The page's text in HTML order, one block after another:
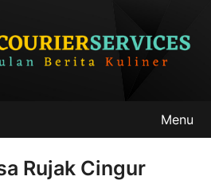
Menu
Rujak Cingur